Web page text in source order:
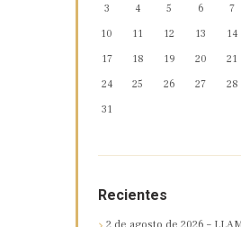
3
4 5 6 7
10
11 12 13 14
17
18 19 20 21
24
25 26 27 28
31
Recientes